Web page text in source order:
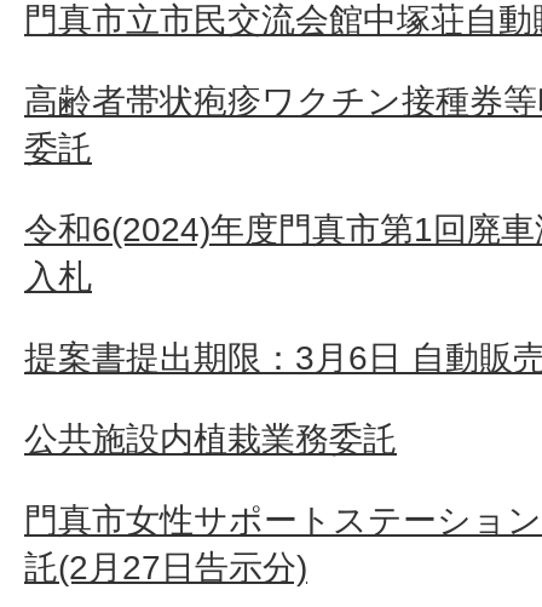
門真市立市民交流会館中塚荘自
高齢者帯状疱疹ワクチン接種券
委託
令和6(2024)年度門真市第1回廃
入札
提案書提出期限：3月6日 自動販
公共施設内植栽業務委託
門真市女性サポートステーショ
託(2月27日告示分)